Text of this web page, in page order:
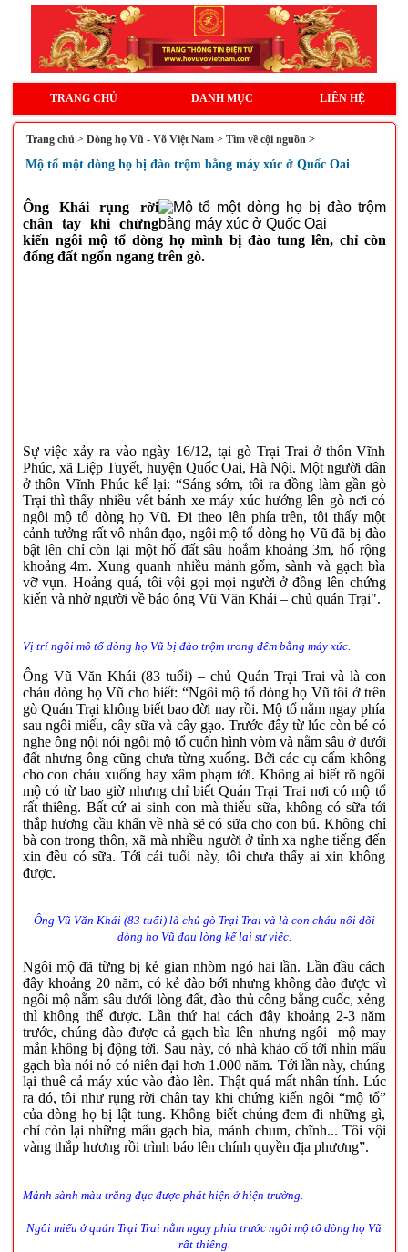
TRANG CHỦ DANH MỤC LIÊN HỆ
Trang chủ > Dòng họ Vũ - Võ Việt Nam> Tìm về cội nguồn >
Mộ tổ một dòng họ bị đào trộm bằng máy xúc ở Quốc Oai
Ông Khái rụng rời
chân tay khi chứng
kiến ngôi mộ tổ dòng họ mình bị đào tung lên, chỉ còn
đống đất ngổn ngang trên gò.
Sự việc xảy ra vào ngày 16/12, tại gò Trại Trai ở thôn Vĩnh
Phúc, xã Liệp Tuyết, huyện Quốc Oai, Hà Nội. Một người dân
ở thôn Vĩnh Phúc kể lại: “Sáng sớm, tôi ra đồng làm gần gò
Trại thì thấy nhiều vết bánh xe máy xúc hướng lên gò nơi có
ngôi mộ tổ dòng họ Vũ. Đi theo lên phía trên, tôi thấy một
cảnh tưởng rất vô nhân đạo, ngôi mộ tổ dòng họ Vũ đã bị đào
bật lên chỉ còn lại một hố đất sâu hoắm khoảng 3m, hố rộng
khoảng 4m. Xung quanh nhiều mảnh gốm, sành và gạch bìa
vỡ vụn. Hoảng quá, tôi vội gọi mọi người ở đồng lên chứng
kiến và nhờ người về báo ông Vũ Văn Khái – chủ quán Trại".
Vị trí ngôi mộ tổ dòng họ Vũ bị đào trộm trong đêm bằng máy xúc.
Ông Vũ Văn Khái (83 tuổi) – chủ Quán Trại Trai và là con
cháu dòng họ Vũ cho biết: “Ngôi mộ tổ dòng họ Vũ tôi ở trên
gò Quán Trại không biết bao đời nay rồi. Mộ tổ nằm ngay phía
sau ngôi miếu, cây sữa và cây gạo. Trước đây từ lúc còn bé có
nghe ông nội nói ngôi mộ tổ cuốn hình vòm và nằm sâu ở dưới
đất nhưng ông cũng chưa từng xuống. Bởi các cụ cấm không
cho con cháu xuống hay xâm phạm tới. Không ai biết rõ ngôi
mộ có từ bao giờ nhưng chỉ biết Quán Trại Trai nơi có mộ tổ
rất thiêng. Bất cứ ai sinh con mà thiếu sữa, không có sữa tới
thắp hương cầu khấn về nhà sẽ có sữa cho con bú. Không chỉ
bà con trong thôn, xã mà nhiều người ở tỉnh xa nghe tiếng đến
xin đều có sữa. Tới cái tuổi này, tôi chưa thấy ai xin không
được.
Ông Vũ Văn Khái (83 tuổi) là chủ gò Trại Trai và là con cháu nối dõi
dòng họ Vũ đau lòng kể lại sự việc.
Ngôi mộ đã từng bị kẻ gian nhòm ngó hai lần. Lần đầu cách
đây khoảng 20 năm, có kẻ đào bới nhưng không đào được vì
ngôi mộ nằm sâu dưới lòng đất, đào thủ công bằng cuốc, xẻng
thì không thể được. Lần thứ hai cách đây khoảng 2-3 năm
trước, chúng đào được cả gạch bìa lên nhưng ngôi mộ may
mắn không bị động tới. Sau này, có nhà khảo cố tới nhìn mẩu
gạch bìa nói nó có niên đại hơn 1.000 năm. Tới lần này, chúng
lại thuê cả máy xúc vào đào lên. Thật quá mất nhân tính. Lúc
ra đó, tôi như rụng rời chân tay khi chứng kiến ngôi “mộ tổ”
của dòng họ bị lật tung. Không biết chúng đem đi những gì,
chỉ còn lại những mẩu gạch bìa, mảnh chum, chĩnh... Tôi vội
vàng thắp hương rồi trình báo lên chính quyền địa phương”.
Mảnh sành màu trắng đục được phát hiện ở hiện trường.
Ngôi miếu ở quán Trại Trai nằm ngay phía trước ngôi mộ tổ dòng họ Vũ
rất thiêng.